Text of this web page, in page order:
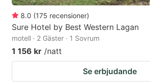
8.0 (175 recensioner)
Sure Hotel by Best Western Lagan
motell · 2 Gäster · 1 Sovrum
1 156 kr /natt
Se erbjudande